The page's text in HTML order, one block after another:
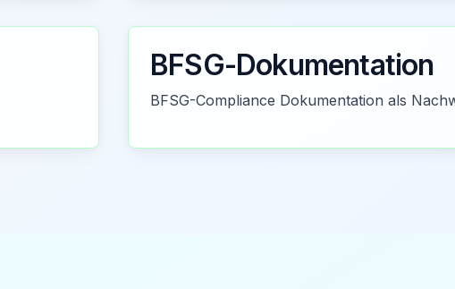
BFSG-Dokumentation
BFSG-Compliance Dokumentation als